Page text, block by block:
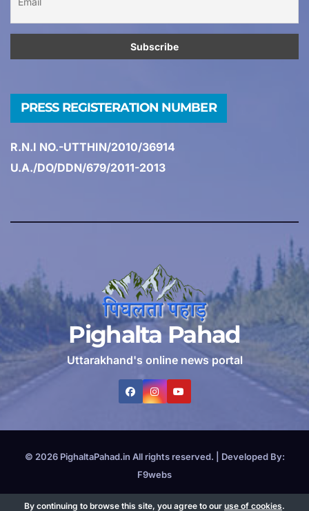
PRESS REGISTERATION NUMBER
R.N.I NO.-UTTHIN/2010/36914
U.A./DO/DDN/679/2011-2013
Pighalta Pahad
Uttarakhand's online news portal
© 2026 PighaltaPahad.in All rights reserved.
Developed By:
F9webs
NewsletterContact UsPrivacy PolicyTerms and Conditions
By continuing to browse this site, you agree to our use of cookies.